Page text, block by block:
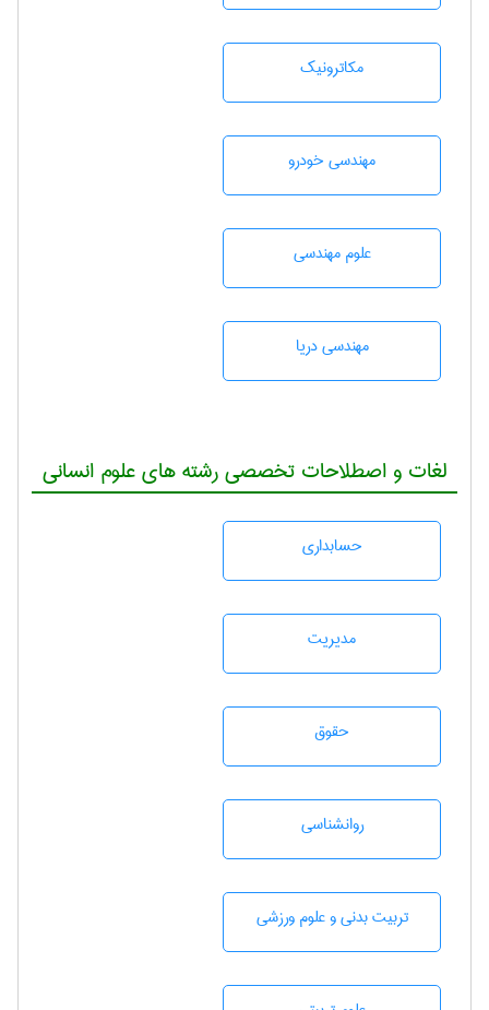
مکاترونیک
مهندسی خودرو
علوم مهندسی
مهندسی دریا
لغات و اصطلاحات تخصصی رشته های علوم انسانی
حسابداری
مديريت
حقوق
روانشناسی
تربيت بدنی و علوم ورزشی